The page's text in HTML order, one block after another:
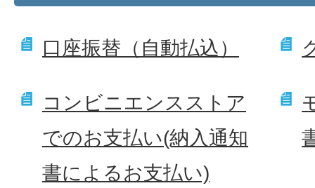
口座振替（自動払込）
コンビニエンスストア
でのお支払い(納入通知
書によるお支払い)